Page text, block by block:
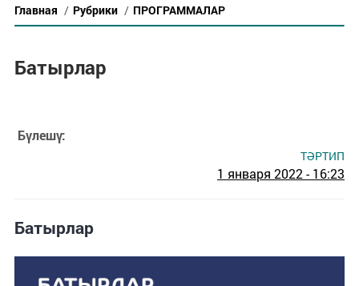
Главная / Рубрики / ПРОГРАММАЛАР
Батырлар
Бүлешү:
ТӘРТИП
1 января 2022 - 16:23
Батырлар